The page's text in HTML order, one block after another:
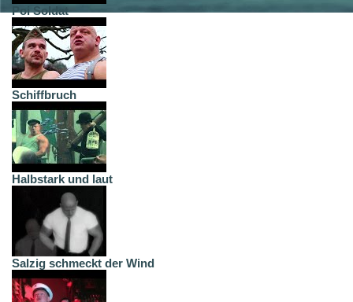
Poi Soldat
Schiffbruch
Halbstark und laut
Salzig schmeckt der Wind